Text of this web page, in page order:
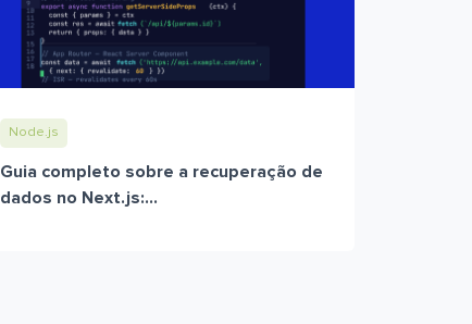
Node.js
Guia completo sobre a recuperação de
dados no Next.js:...